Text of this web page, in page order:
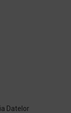
Datelor